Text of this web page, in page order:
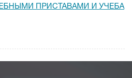
ПРИСТАВАМИ И УЧЕБА